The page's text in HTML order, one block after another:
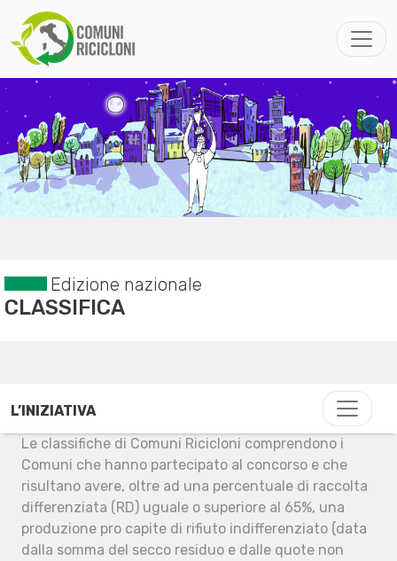
Edizione nazionale
CLASSIFICA
L’INIZIATIVA
Le classifiche di Comuni Ricicloni comprendono i
Comuni che hanno partecipato al concorso e che
risultano avere, oltre ad una percentuale di raccolta
differenziata (RD) uguale o superiore al 65%, una
produzione pro capite di rifiuto indifferenziato (data
dalla somma del secco residuo e dalle quote non